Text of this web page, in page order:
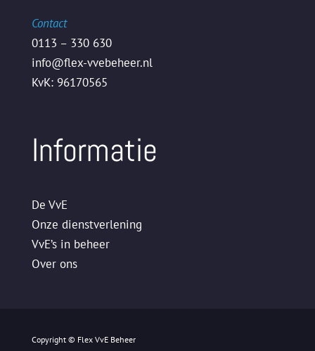
Contact
0113 – 330 630
info@flex-vvebeheer.nl
KvK: 96170565
Informatie
De VvE
Onze dienstverlening
VvE’s in beheer
Over ons
Copyright © Flex VvE Beheer